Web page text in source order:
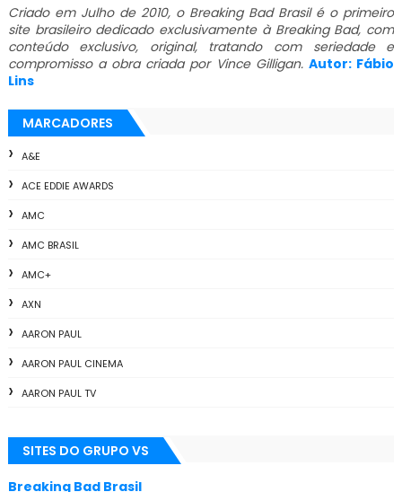
Criado em Julho de 2010, o Breaking Bad Brasil é o primeiro
site brasileiro dedicado exclusivamente à Breaking Bad, com
conteúdo exclusivo, original, tratando com seriedade e
compromisso a obra criada por Vince Gilligan. Autor: Fábio
Lins
MARCADORES
A&E
ACE EDDIE AWARDS
AMC
AMC BRASIL
AMC+
AXN
AARON PAUL
AARON PAUL CINEMA
AARON PAUL TV
ANIMAÇÃO
ANNA GUNN
SITES DO GRUPO VS
Breaking Bad Brasil